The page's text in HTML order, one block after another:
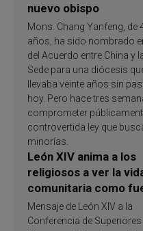
nuevo obispo
Mons. Chang Yanfeng, de
años, ha sido nombrado
del Acuerdo entre China y
Sede para una diócesis
llevaba veinte años sin
hoy. Pero hace tres
comprometer
controvertida ley que
minorías.
León XIV anima a los
religiosos a ver la
comunitaria como
de inspiración y
santificación
Mensaje de León XIV a la
Conferencia de Superiores